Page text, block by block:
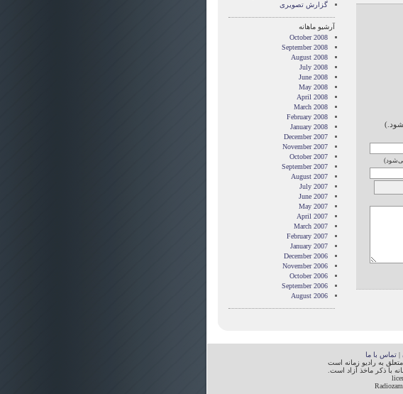
گزارش تصويری
آرشیو ماهانه
October 2008
September 2008
August 2008
July 2008
June 2008
May 2008
April 2008
March 2008
February 2008
January 2008
December 2007
November 2007
October 2007
September 2007
August 2007
July 2007
June 2007
May 2007
April 2007
March 2007
February 2007
January 2007
December 2006
November 2006
October 2006
September 2006
August 2006
|تماس با ما
به رادیو زمانه است
با ذکر ماخذ آزاد است.